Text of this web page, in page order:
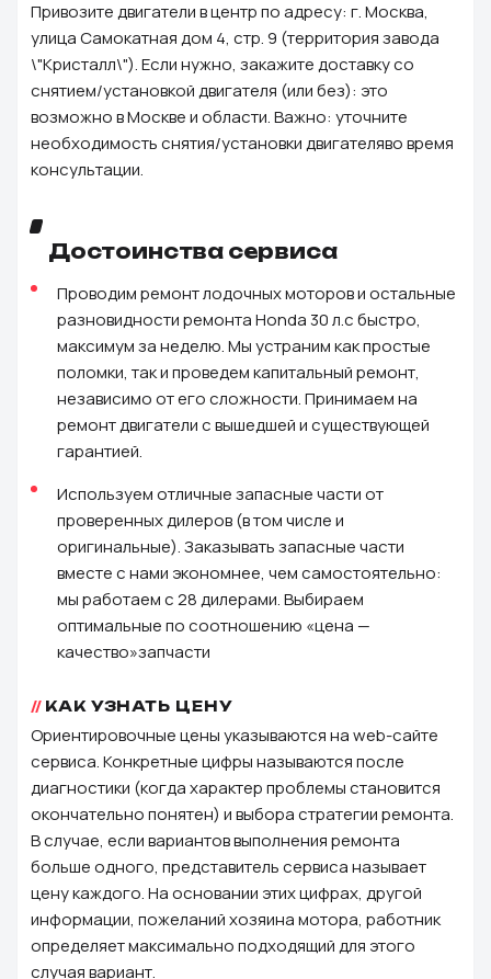
Привозите двигатели в центр по адресу: г. Москва,
улица Самокатная дом 4, стр. 9 (территория завода
\"Кристалл\"). Если нужно, закажите доставку со
снятием/установкой двигателя (или без): это
возможно в Москве и области. Важно: уточните
необходимость снятия/установки двигателяво время
консультации.
Достоинства сервиса
Проводим ремонт лодочных моторов и остальные
разновидности ремонта Honda 30 л.с быстро,
максимум за неделю. Мы устраним как простые
поломки, так и проведем капитальный ремонт,
независимо от его сложности. Принимаем на
ремонт двигатели с вышедшей и существующей
гарантией.
Используем отличные запасные части от
проверенных дилеров (в том числе и
оригинальные). Заказывать запасные части
вместе с нами экономнее, чем самостоятельно:
мы работаем с 28 дилерами. Выбираем
оптимальные по соотношению «цена —
качество»запчасти
КАК УЗНАТЬ ЦЕНУ
Ориентировочные цены указываются на web-сайте
сервиса. Конкретные цифры называются после
диагностики (когда характер проблемы становится
окончательно понятен) и выбора стратегии ремонта.
В случае, если вариантов выполнения ремонта
больше одного, представитель сервиса называет
цену каждого. На основании этих цифрах, другой
информации, пожеланий хозяина мотора, работник
определяет максимально подходящий для этого
случая вариант.